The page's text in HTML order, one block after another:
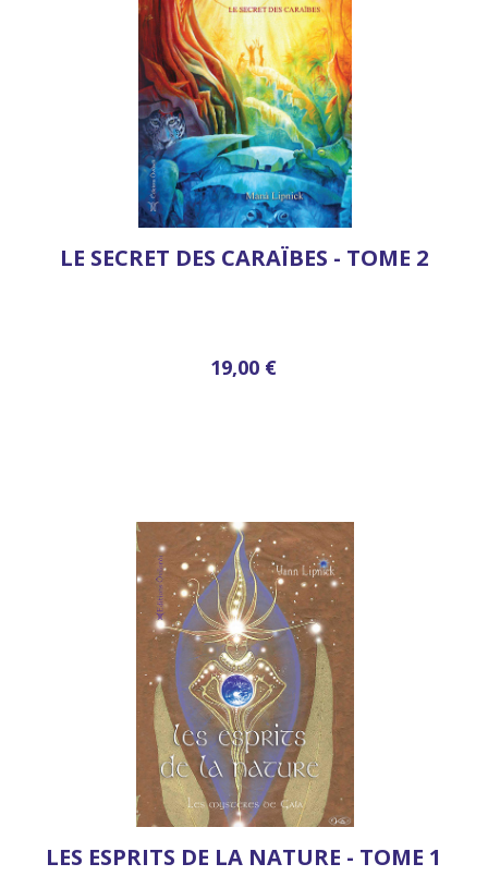
LE SECRET DES CARAÏBES - TOME 2
19,00 €
LES ESPRITS DE LA NATURE - TOME 1